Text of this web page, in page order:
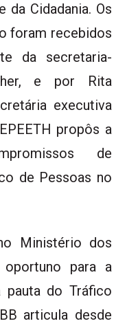
da Cidadania. Os
foram recebidos
da secretaria-
e por Rita
executiva
propôs a
de
de Pessoas no
Ministério dos
para a
pauta do Tráfico
articula desde